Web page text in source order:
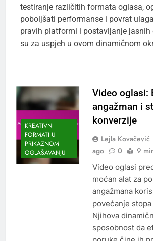
testiranje različitih formata oglasa,
poboljšati performanse i povrat
pravih platformi i postavljanje jasnih
su za uspjeh u ovom dinamičnom
KREATIVNI
FORMATI U
PRIKAZNOM
OGLAŠAVANJU
Video oglasi:
angažman i
konverzije
Lejla Kovačević
ago
0 9
Video oglasi
moćan alat za
angažmana
povećanje
Njihova
sposobnost da